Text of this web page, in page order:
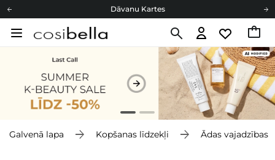
Dāvanu Kartes
Cosibella lojalitātes programma
Galvenā lapa Kopšanas līdzekļi Ādas vajadzības